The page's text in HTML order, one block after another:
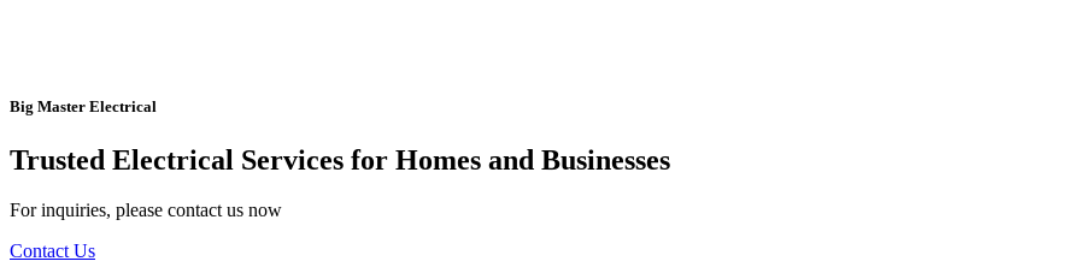
Big Master Electrical
Trusted Electrical Services for Homes and Businesses
For inquiries, please contact us now
Contact Us